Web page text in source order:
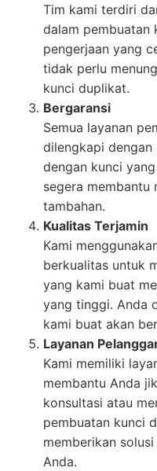
Tim kami terdiri
dalam pembuatan
pengerjaan yang
tidak perlu
kunci duplikat.
Bergaransi
Semua layanan
dilengkapi dengan
dengan kunci
segera membantu
tambahan.
Kualitas Terjamin
Kami
berkualitas untuk
yang kami buat
yang tinggi. Anda
kami buat akan
Layanan
Kami memiliki
membantu Anda
konsultasi atau
pembuatan kunci
memberikan
Anda.